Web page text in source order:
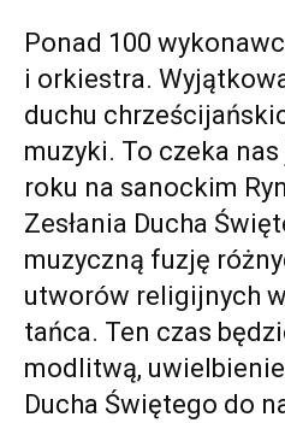
Ponad 100
i orkiestra.
duchu
muzyki. To czeka
roku na sanockim
Zesłania Ducha
muzyczną fuzję
utworów religijnych
tańca. Ten czas
modlitwą,
Ducha Świętego do